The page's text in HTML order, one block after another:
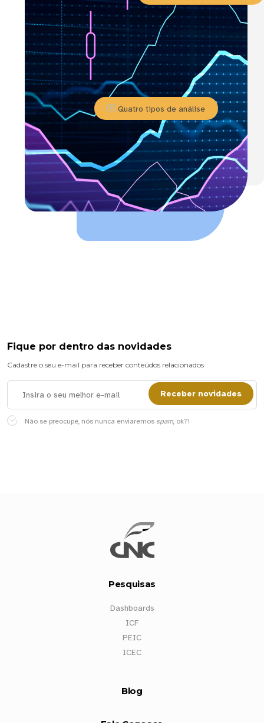
Quatro tipos de análise
Fique por dentro das novidades
Cadastre o seu e-mail para receber conteúdos relacionados
Receber novidades
Não se preocupe, nós nunca enviaremos spam, ok?!
Pesquisas
Dashboards
ICF
PEIC
ICEC
Blog